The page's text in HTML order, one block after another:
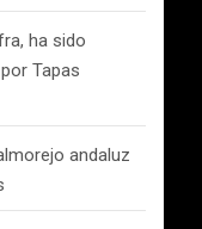
ha sido
Tapas
andaluz